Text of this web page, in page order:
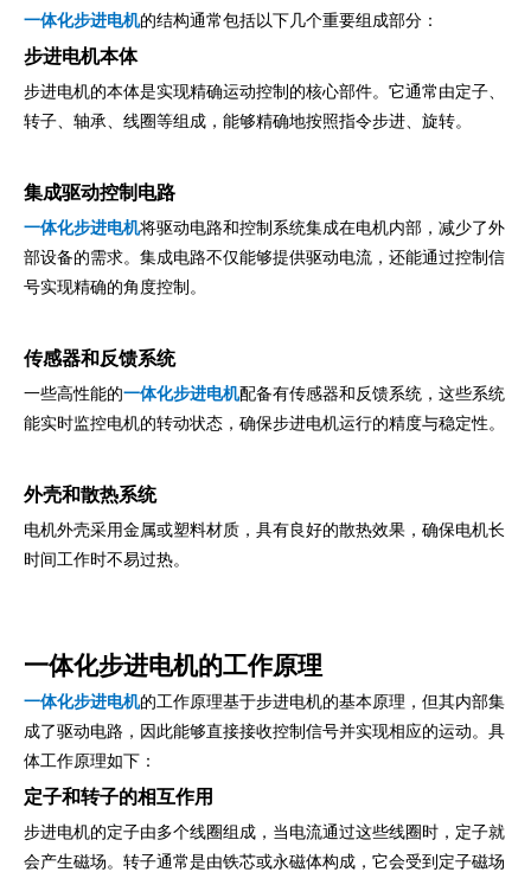
一体化步进电机的结构通常包括以下几个重要组成部分：
步进电机本体
步进电机的本体是实现精确运动控制的核心部件。它通常由定子、
转子、轴承、线圈等组成，能够精确地按照指令步进、旋转。
集成驱动控制电路
一体化步进电机将驱动电路和控制系统集成在电机内部，减少了外
部设备的需求。集成电路不仅能够提供驱动电流，还能通过控制信
号实现精确的角度控制。
传感器和反馈系统
一些高性能的一体化步进电机配备有传感器和反馈系统，这些系统
能实时监控电机的转动状态，确保步进电机运行的精度与稳定性。
外壳和散热系统
电机外壳采用金属或塑料材质，具有良好的散热效果，确保电机长
时间工作时不易过热。
一体化步进电机的工作原理
一体化步进电机的工作原理基于步进电机的基本原理，但其内部集
成了驱动电路，因此能够直接接收控制信号并实现相应的运动。具
体工作原理如下：
定子和转子的相互作用
步进电机的定子由多个线圈组成，当电流通过这些线圈时，定子就
会产生磁场。转子通常是由铁芯或永磁体构成，它会受到定子磁场